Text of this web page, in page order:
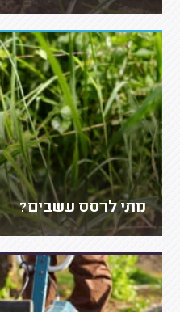
מתי לרסס עשבים?